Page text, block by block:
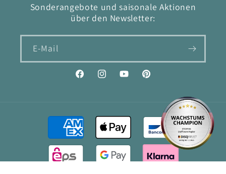
Sonderangebote und saisonale Aktionen
über den Newsletter:
E-Mail
FacebookInstagramYouTubePinterest
Zahlungsmethoden